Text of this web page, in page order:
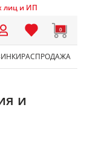
лиц и ИП
0
РАСПРОДАЖА
и